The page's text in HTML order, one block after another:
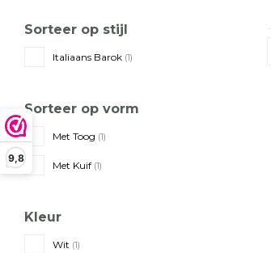
9,8
Sorteer op stijl
Italiaans Barok (1)
Sorteer op vorm
Met Toog (1)
Met Kuif (1)
Kleur
Wit (1)